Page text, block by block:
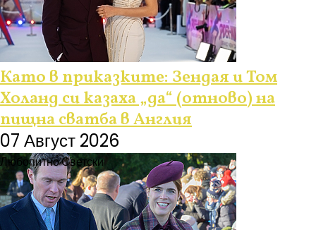
Като в приказките: Зендая и Том
Холанд си казаха „да“ (отново) на
пищна сватба в Англия
07 Август 2026
ЛюбопитноСветски